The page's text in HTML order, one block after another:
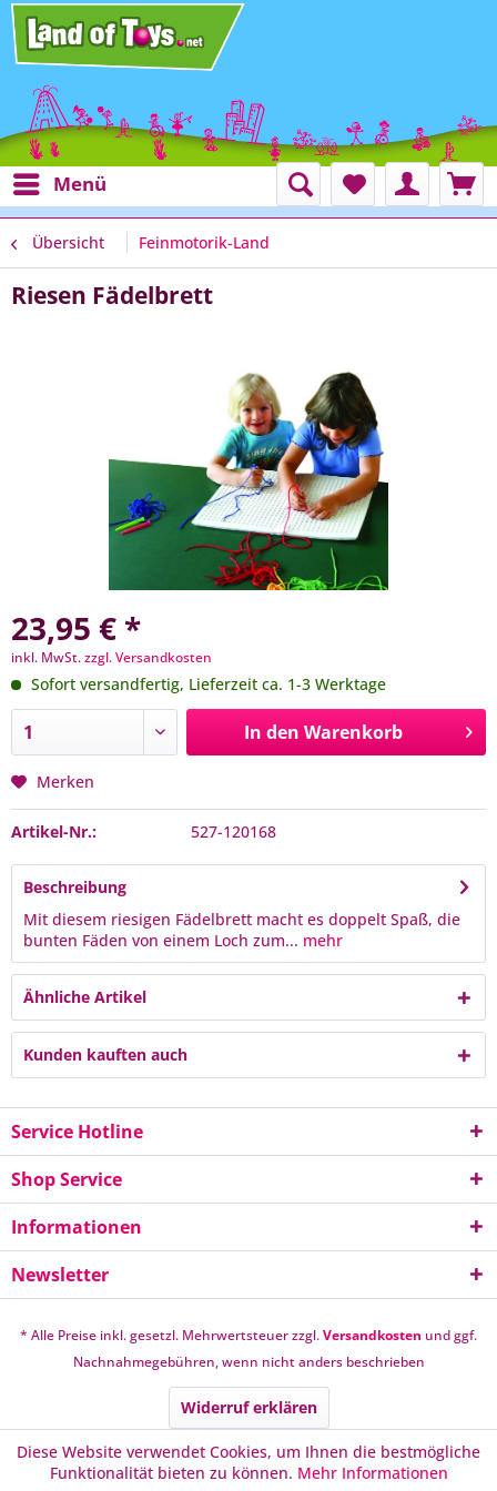
Menü
Übersicht Feinmotorik-Land
Riesen Fädelbrett
23,95 € *
inkl. MwSt.zzgl. Versandkosten
Sofort versandfertig, Lieferzeit ca. 1-3 Werktage
In den Warenkorb
Merken
Artikel-Nr.: 527-120168
Beschreibung
Mit diesem riesigen Fädelbrett macht es doppelt Spaß, die
bunten Fäden von einem Loch zum... mehr
Ähnliche Artikel
Kunden kauften auch
Service Hotline
Shop Service
Informationen
Newsletter
* Alle Preise inkl. gesetzl. Mehrwertsteuer zzgl.Versandkosten und ggf.
Nachnahmegebühren, wenn nicht anders beschrieben
Widerruf erklären
Diese Website verwendet Cookies, um Ihnen die bestmögliche
Funktionalität bieten zu können. Mehr Informationen